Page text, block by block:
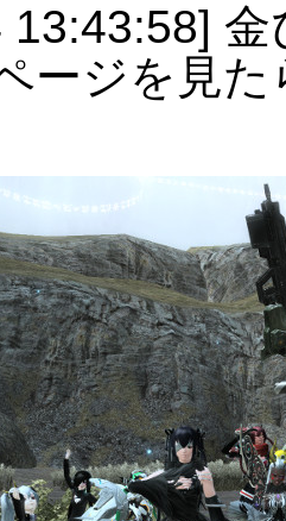
13:43:58]
ージを見た